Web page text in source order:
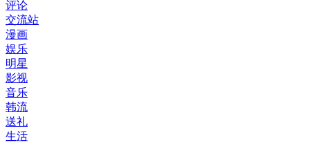
评论
交流站
漫画
娱乐
明星
影视
音乐
韩流
送礼
生活